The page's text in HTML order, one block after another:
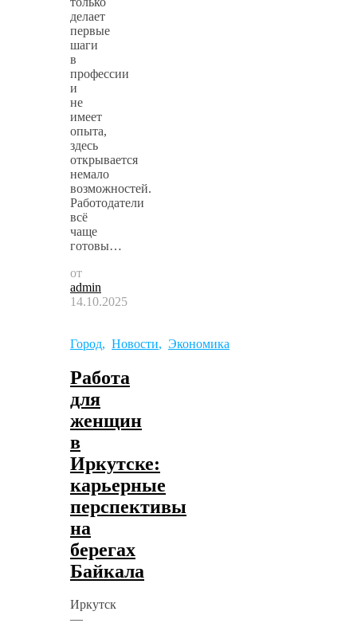
делает
первые
шаги
в
профессии
и
не
имеет
опыта,
здесь
открывается
немало
возможностей.
Работодатели
всё
чаще
готовы…
от
admin
14.10.2025
Город, Новости, Экономика
Работа
для
женщин
в
Иркутске:
карьерные
перспективы
на
берегах
Байкала
Иркутск
—